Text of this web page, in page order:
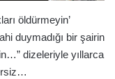
öldürmeyin’
duymadığı bir şairin
dizeleriyle yıllarca